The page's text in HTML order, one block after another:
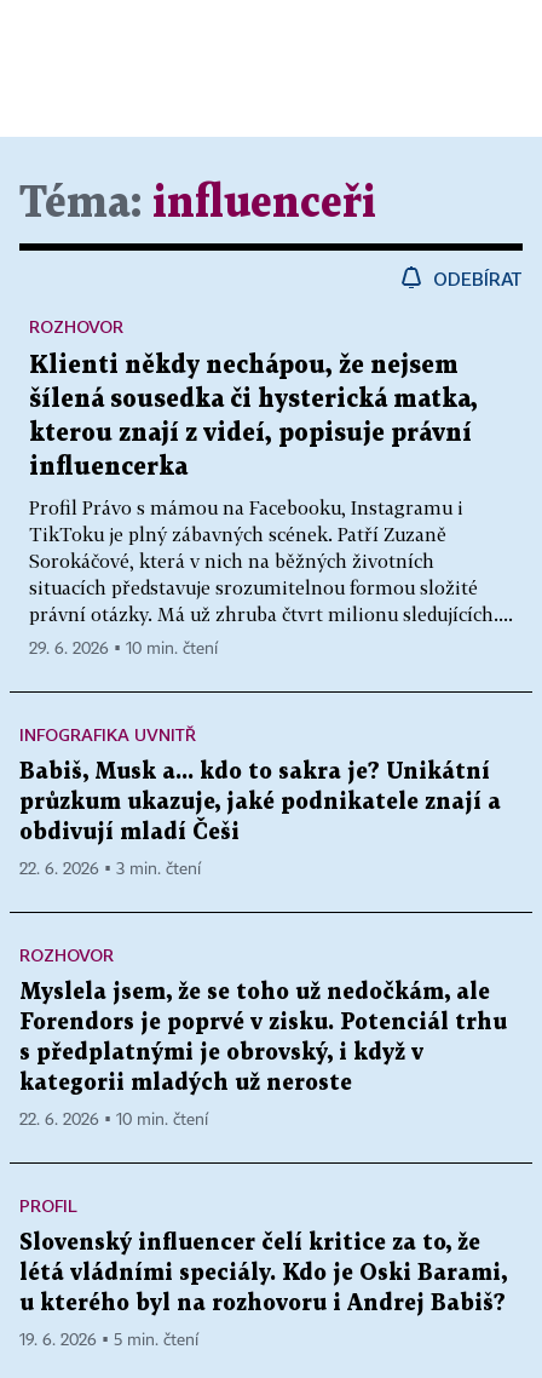
Téma: influenceři
ODEBÍRAT
Klienti někdy nechápou, že nejsem
šílená sousedka či hysterická matka,
kterou znají z videí, popisuje právní
influencerka
Profil Právo s mámou na Facebooku, Instagramu i
TikToku je plný zábavných scének. Patří Zuzaně
Sorokáčové, která v nich na běžných životních
situacích představuje srozumitelnou formou složité
právní otázky. Má už zhruba čtvrt milionu sledujících....
ROZHOVOR
29. 6. 2026 ▪ 10 min. čtení
INFOGRAFIKA UVNITŘ
Babiš, Musk a... kdo to sakra je? Unikátní
průzkum ukazuje, jaké podnikatele znají a
obdivují mladí Češi
22. 6. 2026 ▪ 3 min. čtení
ROZHOVOR
Myslela jsem, že se toho už nedočkám, ale
Forendors je poprvé v zisku. Potenciál trhu
s předplatnými je obrovský, i když v
kategorii mladých už neroste
22. 6. 2026 ▪ 10 min. čtení
PROFIL
Slovenský influencer čelí kritice za to, že
létá vládními speciály. Kdo je Oski Barami,
u kterého byl na rozhovoru i Andrej Babiš?
19. 6. 2026 ▪ 5 min. čtení